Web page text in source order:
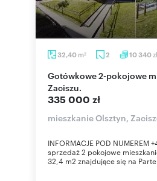
32,40 m2 2 10 340
Gotówkowe 2-pokojowe mieszkanie na
Zaciszu.
335 000 zł
mieszkanie Olsztyn,
INFORMACJE POD NUMEREM
sprzedaż 2 pokojowe
32,4 m2 znajdujące się na